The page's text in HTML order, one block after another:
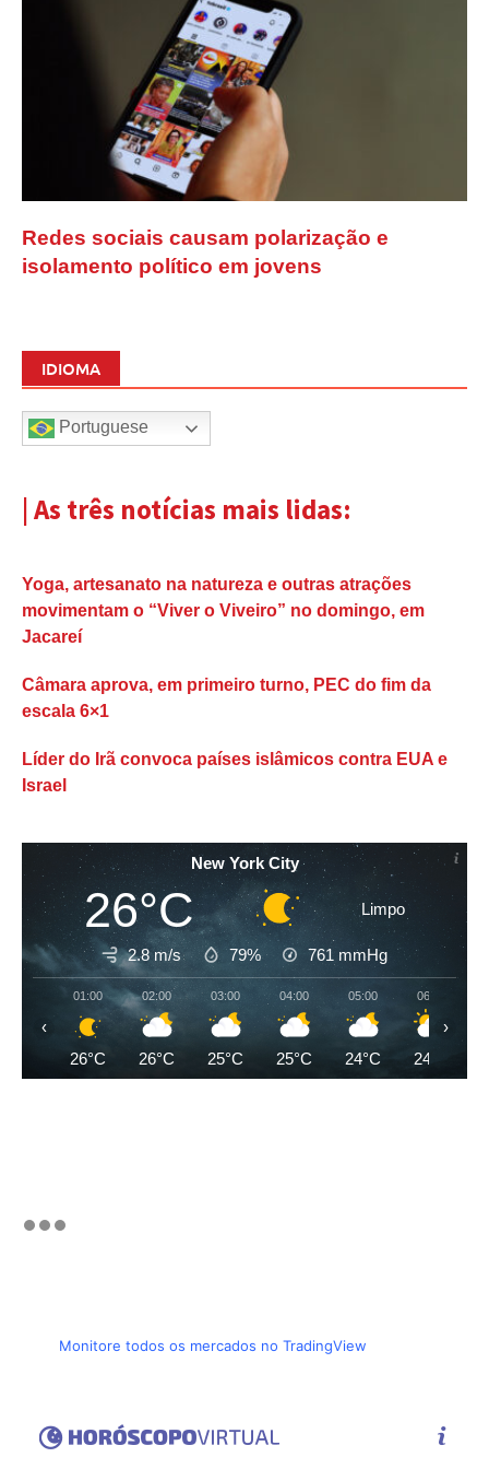
Redes sociais causam polarização e
isolamento político em jovens
IDIOMA
Portuguese
| As três notícias mais lidas:
Yoga, artesanato na natureza e outras atrações
movimentam o “Viver o Viveiro” no domingo, em
Jacareí
Câmara aprova, em primeiro turno, PEC do fim da
escala 6×1
Líder do Irã convoca países islâmicos contra EUA e
Israel
New York City
26°C Limpo
2.8 m/s 79% 761 mmHg
01:00
26°C
02:00
26°C
03:00
25°C
04:00
25°C
05:00
24°C
06:00
24°C
‹ ›
Monitore todos os mercados no TradingView